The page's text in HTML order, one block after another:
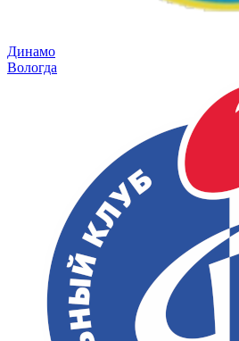
Динамо
Вологда